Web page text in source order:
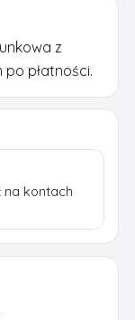
z
płatności.
na kontach